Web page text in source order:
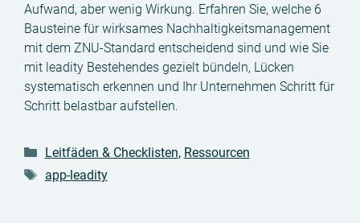
Aufwand, aber wenig Wirkung. Erfahren Sie, welche 6
Bausteine für wirksames Nachhaltigkeitsmanagement
mit dem ZNU-Standard entscheidend sind und wie Sie
mit leadity Bestehendes gezielt bündeln, Lücken
systematisch erkennen und Ihr Unternehmen Schritt für
Schritt belastbar aufstellen.
Kategorien
Leitfäden & Checklisten, Ressourcen
Schlagwörter
app-leadity